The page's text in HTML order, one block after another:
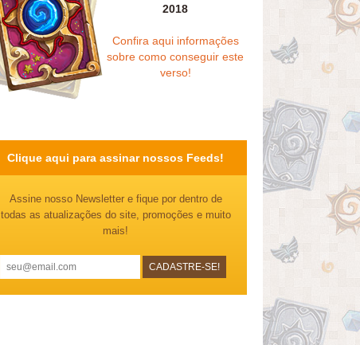
2018
Confira aqui informações
sobre como conseguir este
verso!
Clique aqui para assinar nossos Feeds!
Assine nosso Newsletter e fique por dentro de
todas as atualizações do site, promoções e muito
mais!